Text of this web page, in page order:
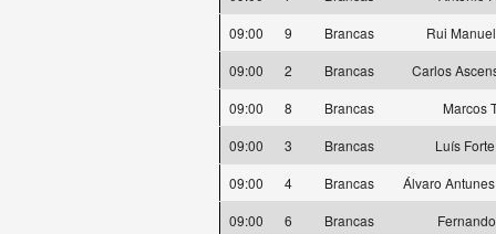
09:00
9 Brancas
Rui
09:00
2 Brancas
Carlos
09:00
8 Brancas
Marcos
09:00
3 Brancas
Luís
09:00
4 Brancas
Álvaro
09:00
6 Brancas